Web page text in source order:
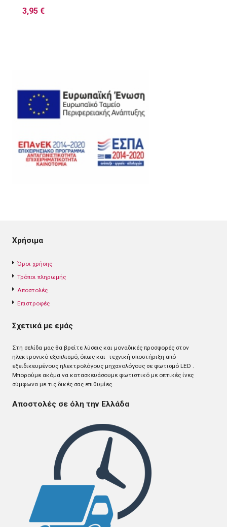
3,95 €
Χρήσιμα
Όροι χρήσης
Τρόποι πληρωμής
Αποστολές
Επιστροφές
Σχετικά με εμάς
Στη σελίδα μας θα βρείτε λύσεις και μοναδικές προσφορές στον
ηλεκτρονικό εξοπλισμό, όπως και τεχνική υποστήριξη από
εξειδικευμένους ηλεκτρολόγους μηχανολόγους σε φωτισμό LED .
Mπορούμε ακόμα να κατασκευάσουμε φωτιστικό με οπτικές ίνες
σύμφωνα με τις δικές σας επιθυμίες.
Αποστολές σε όλη την Ελλάδα